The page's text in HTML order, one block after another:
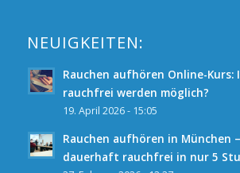
NEUIGKEITEN:
Rauchen aufhören Online-Kurs:
rauchfrei werden möglich?
19. April 2026 - 15:05
Rauchen aufhören in München
dauerhaft rauchfrei in nur 5